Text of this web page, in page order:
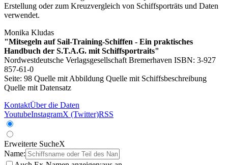
Erstellung oder zum Kreuzvergleich von Schiffsporträts und Daten
verwendet.
Monika Kludas
"Mitsegeln auf Sail-Training-Schiffen - Ein praktisches
Handbuch der S.T.A.G. mit Schiffsportraits"
Nordwestdeutsche Verlagsgesellschaft Bremerhaven ISBN: 3-927
857-61-0
Seite: 98 Quelle mit Abbildung Quelle mit Schiffsbeschreibung
Quelle mit Datensatz
KontaktÜber die Daten
YoutubeInstagramX (Twitter)RSS
Erweiterte SucheX
Name: